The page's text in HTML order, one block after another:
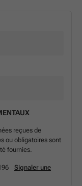
is een uitstekende
in het centrum
intelligence
reçues de
ou obligatoires sont
fournies.
Signaler une